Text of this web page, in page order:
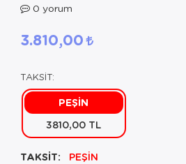
0 yorum
3.810,00
TAKSİT:
PEŞİN
3810,00 TL
TAKSİT: PEŞİN